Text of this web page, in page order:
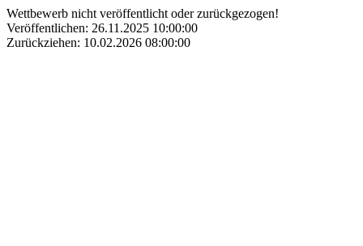
Wettbewerb nicht veröffentlicht oder zurückgezogen!
Veröffentlichen: 26.11.2025 10:00:00
Zurückziehen: 10.02.2026 08:00:00